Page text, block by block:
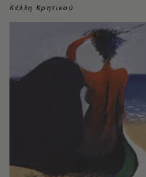
Κέλλη Κρητικού